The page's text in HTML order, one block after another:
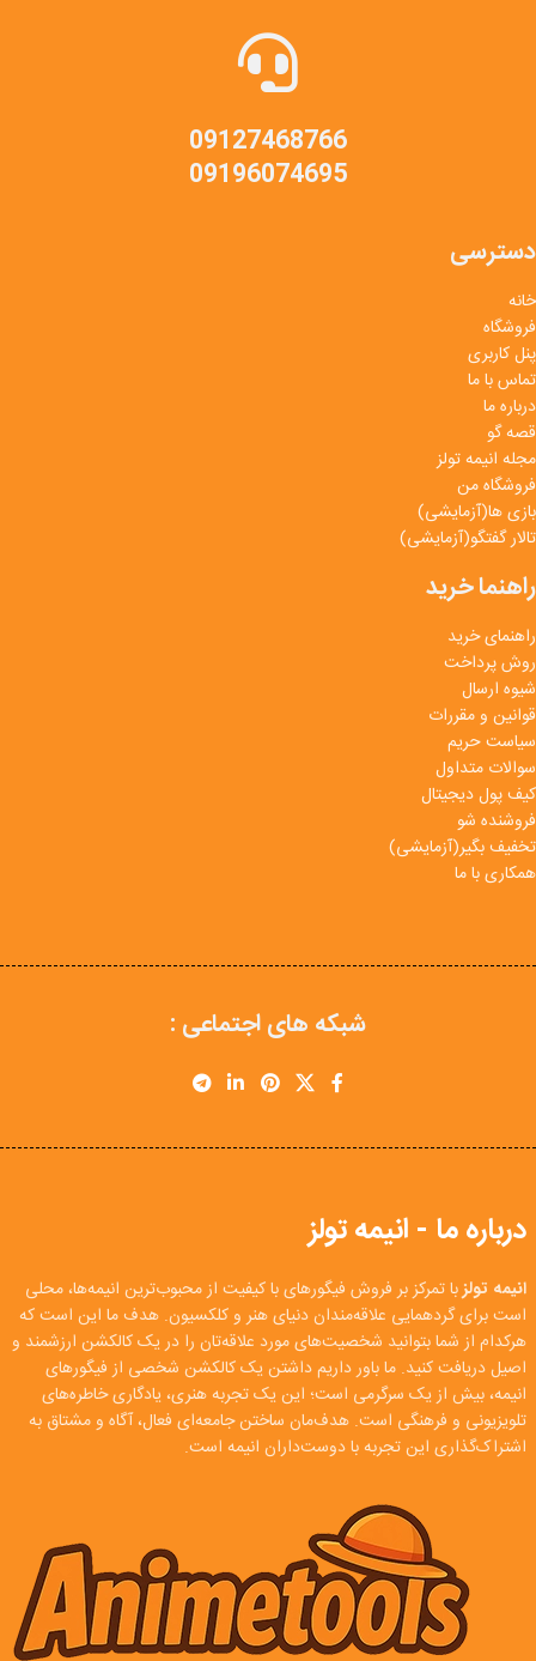
09127468766
09196074695
دسترسی
خانه
فروشگاه
پنل کاربری
تماس با ما
درباره ما
قصه گو
مجله انیمه تولز
فروشگاه من
بازی ها(آزمایشی)
تالار گفتگو(آزمایشی)
راهنما خرید
راهنمای خرید
روش پرداخت
شیوه ارسال
قوانین و مقررات
سیاست حریم
سوالات متداول
کیف پول دیجیتال
فروشنده شو
تخفیف بگیر(آزمایشی)
همکاری با ما
شبکه های اجتماعی :
درباره ما - انیمه تولز
انیمه تولزبا تمرکز بر فروش فیگورهای با کیفیت از محبوب‌ترین انیمه‌ها، محلی
است برای گردهمایی علاقه‌مندان دنیای هنر و کلکسیون. هدف ما این است که
هرکدام از شما بتوانید شخصیت‌های مورد علاقه‌تان را در یک کالکشن ارزشمند و
اصیل دریافت کنید. ما باور داریم داشتن یک کالکشن شخصی از فیگورهای
انیمه، بیش از یک سرگرمی است؛ این یک تجربه هنری، یادگاری خاطره‌های
تلویزیونی و فرهنگی است. هدف‌مان ساختن جامعه‌ای فعال، آگاه و مشتاق به
اشتراک‌گذاری این تجربه با دوست‌داران انیمه است.